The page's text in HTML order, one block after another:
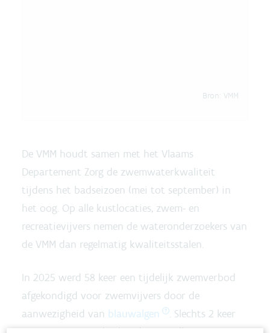
Bron: VMM
De VMM houdt samen met het Vlaams
Departement Zorg de zwemwaterkwaliteit
tijdens het badseizoen (mei tot september) in
het oog. Op alle kustlocaties, zwem- en
recreatievijvers nemen de wateronderzoekers van
de VMM dan regelmatig kwaliteitsstalen.
In 2025 werd 58 keer een tijdelijk zwemverbod
afgekondigd voor zwemvijvers door de
aanwezigheid van blauwalgen
. Slechts 2 keer